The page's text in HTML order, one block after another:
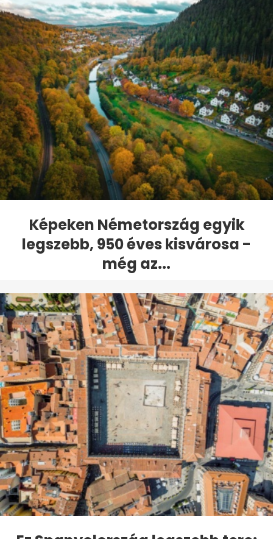
Képeken Németország egyik
legszebb, 950 éves kisvárosa -
még az...